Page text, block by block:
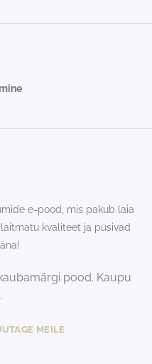
e-pood, mis pakub laia
kvaliteet ja püsivad
pood. Kaupu
MEILE